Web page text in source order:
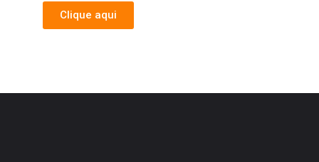
Clique aqui